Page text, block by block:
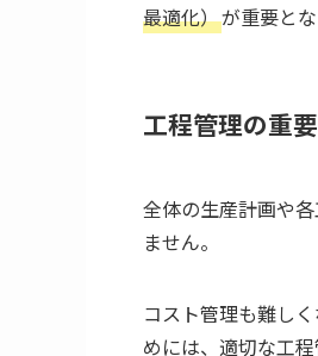
最適化）が重要とな
工程管理の重
全体の生産計画や
ません。
コスト管理も難し
めには、適切な工程